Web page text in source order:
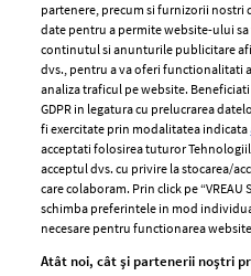
ELLE Style Awards
2024
Despre ELLE
Romania
Contact
Abonamente
partenere, precum si furnizorii nostri
date pentru a permite website-ului
continutul si anunturile publicitare
dvs., pentru a va oferi functionalitati
analiza traficul pe website.
GDPR in legatura cu prelucrarea
fi exercitate prin modalitatea indicata
acceptati folosirea tuturor
acceptul dvs. cu privire la stocarea/
care colaboram. Prin click pe “VREAU
schimba preferintele in mod
necesare pentru functionarea
Atât noi, cât și partenerii noștri